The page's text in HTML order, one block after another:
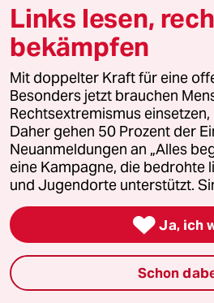
Sie mich ggf. für
Normalo
23.08.2019,18:49 Uhr
@tsitra:
Von "mitfühlend
habe ich auch
geht nur um die
auch Leute gibt, die
sind, obwohl sie
ultrakonsequent
selbst.
Links lesen,
bekämpfen
Mit doppelter Kraft für eine
Besonders jetzt brauchen
Rechtsextremismus
Daher gehen 50 Prozent der
Neuanmeldungen an „Alles
eine Kampagne, die bedrohte
und Jugendorte unterstützt.
 Ja, ich
Schon